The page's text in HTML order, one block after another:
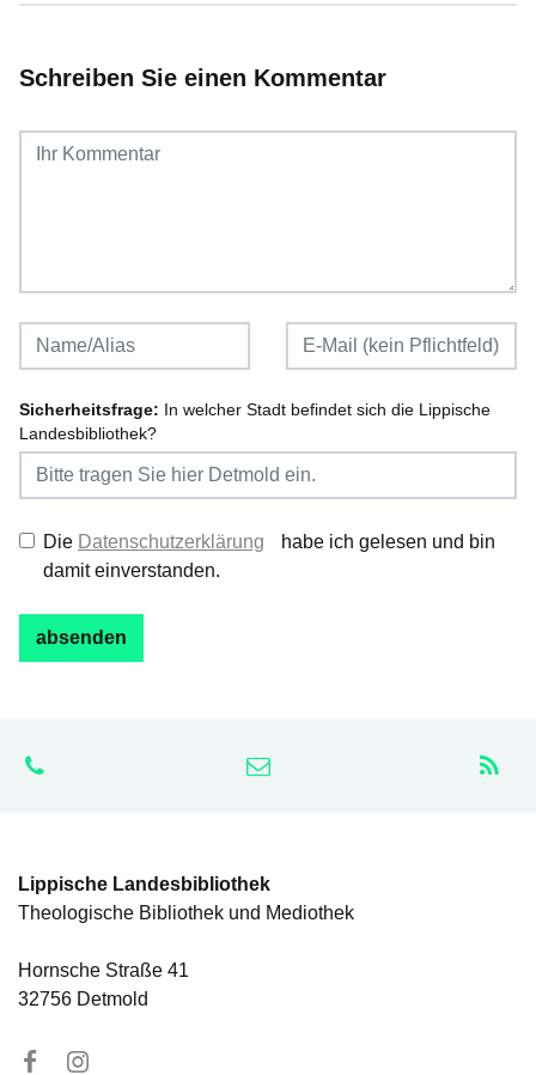
Schreiben Sie einen Kommentar
Sicherheitsfrage: In welcher Stadt befindet sich die Lippische
Landesbibliothek?
Die Datenschutzerklärung
habe ich gelesen und bin
damit einverstanden.
Lippische Landesbibliothek
Theologische Bibliothek und Mediothek
Hornsche Straße 41
32756 Detmold